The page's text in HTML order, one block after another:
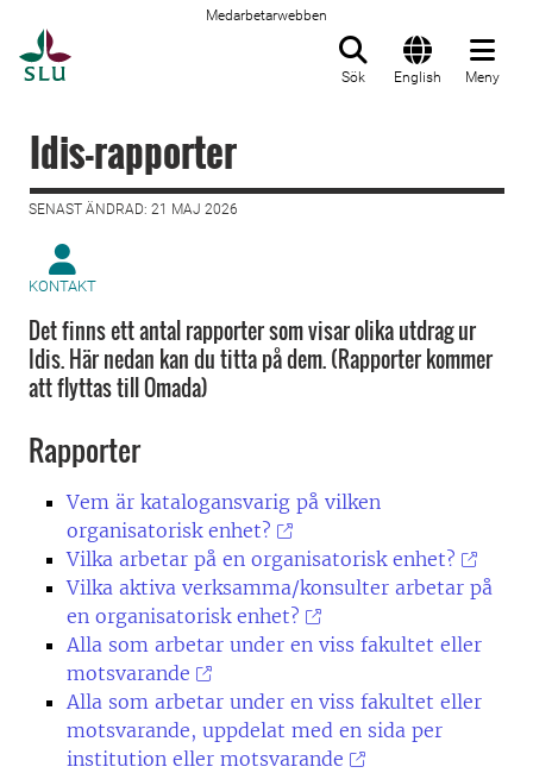
Medarbetarwebben
Sök English Meny
Idis-rapporter
SENAST ÄNDRAD: 21 MAJ 2026
KONTAKT
Det finns ett antal rapporter som visar olika utdrag ur
Idis. Här nedan kan du titta på dem. (Rapporter kommer
att flyttas till Omada)
Rapporter
Vem är katalogansvarig på vilken
organisatorisk enhet?
Vilka arbetar på en organisatorisk enhet?
Vilka aktiva verksamma/konsulter arbetar på
en organisatorisk enhet?
Alla som arbetar under en viss fakultet eller
motsvarande
Alla som arbetar under en viss fakultet eller
motsvarande, uppdelat med en sida per
institution eller motsvarande